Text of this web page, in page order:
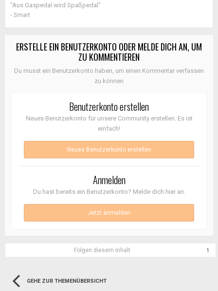
"Aus Gaspedal wird Spaßpedal"
- Smart
ERSTELLE EIN BENUTZERKONTO ODER MELDE DICH AN, UM
ZU KOMMENTIEREN
Du musst ein Benutzerkonto haben, um einen Kommentar verfassen
zu können
Benutzerkonto erstellen
Neues Benutzerkonto für unsere Community erstellen. Es ist
einfach!
Neues Benutzerkonto erstellen
Anmelden
Du hast bereits ein Benutzerkonto? Melde dich hier an.
Jetzt anmelden
Folgen diesem Inhalt 1
GEHE ZUR THEMENÜBERSICHT